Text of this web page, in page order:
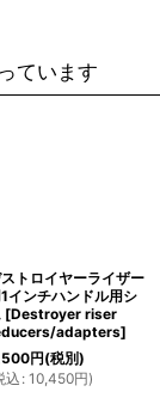
ています
トロイヤーライザー
インチハンドル用シ
[Destroyer riser
adapters]
円(税別)
込 : 10,450円)